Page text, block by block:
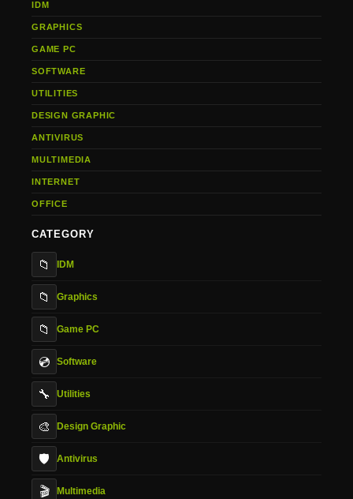
IDM
GRAPHICS
GAME PC
SOFTWARE
UTILITIES
DESIGN GRAPHIC
ANTIVIRUS
MULTIMEDIA
INTERNET
OFFICE
CATEGORY
📁 IDM
📁 Graphics
📁 Game PC
💿 Software
🔧 Utilities
🎨 Design Graphic
🛡️ Antivirus
🎬 Multimedia